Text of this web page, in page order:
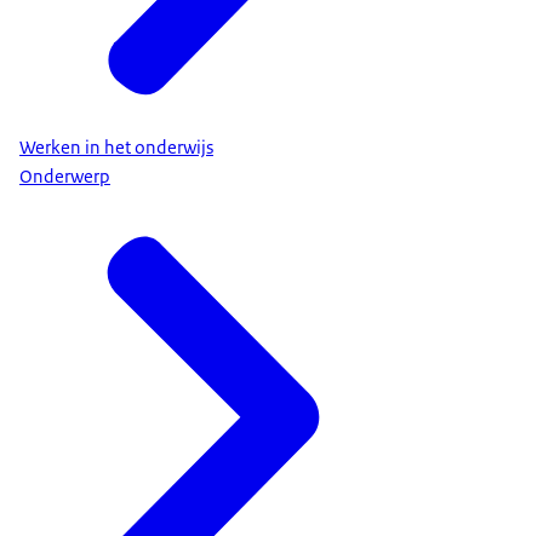
Werken in het onderwijs
Onderwerp